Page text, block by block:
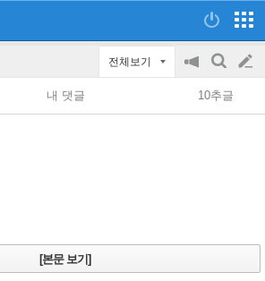
전체보기
공
지
on/off
검
색
글
쓰
내 댓글 10추글
[본문 보기]